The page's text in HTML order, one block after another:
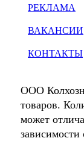
РЕКЛАМА
ВАКАНСИИ
КОНТАКТЫ
ООО
товаров.
может